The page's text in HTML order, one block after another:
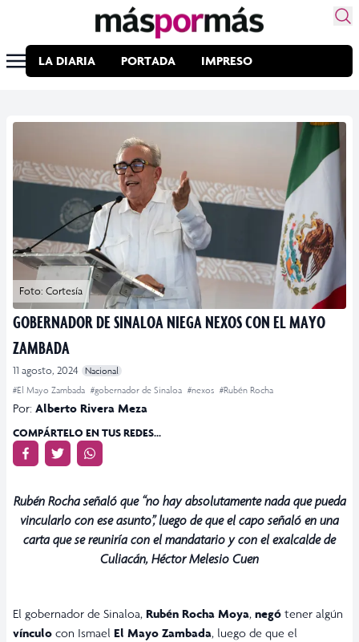
LA DIARIA PORTADA IMPRESO
Foto: Cortesía
GOBERNADOR DE SINALOA NIEGA NEXOS CON EL MAYO
ZAMBADA
11 agosto, 2024
Nacional
#El Mayo Zambada #gobernador de Sinaloa #nexos #Rubén Rocha
Por: Alberto Rivera Meza
COMPÁRTELO EN TUS REDES...
Rubén Rocha señaló que “no hay absolutamente nada que pueda
vincularlo con ese asunto”, luego de que el capo señaló en una
carta que se reuniría con el mandatario y con el exalcalde de
Culiacán, Héctor Melesio Cuen
El gobernador de Sinaloa, Rubén Rocha Moya, negó tener algún
vínculo con Ismael El Mayo Zambada, luego de que el